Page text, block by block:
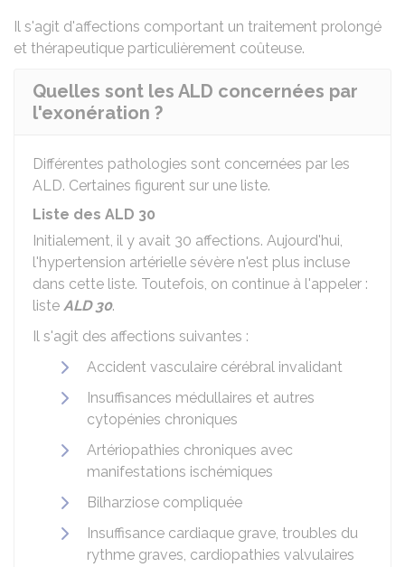
Il s'agit d'affections comportant un traitement prolongé
et thérapeutique particulièrement coûteuse.
Quelles sont les ALD concernées par
l'exonération ?
Différentes pathologies sont concernées par les
ALD. Certaines figurent sur une liste.
Liste des ALD 30
Initialement, il y avait 30 affections. Aujourd'hui,
l'hypertension artérielle sévère n'est plus incluse
dans cette liste. Toutefois, on continue à l'appeler :
liste ALD 30.
Il s'agit des affections suivantes :
Accident vasculaire cérébral invalidant
Insuffisances médullaires et autres
cytopénies chroniques
Artériopathies chroniques avec
manifestations ischémiques
Bilharziose compliquée
Insuffisance cardiaque grave, troubles du
rythme graves, cardiopathies valvulaires